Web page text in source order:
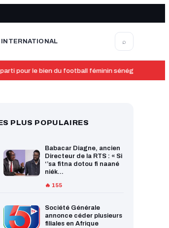
INTERNATIONAL ⌕
pour le bien du football féminin sénégalais qui a
PLUS POPULAIRES
Babacar Diagne, ancien
Directeur de la RTS : « Si
‘’sa fitna dotou fi naané
niék...
🔥 155
Société Générale
annonce céder plusieurs
filiales en Afrique